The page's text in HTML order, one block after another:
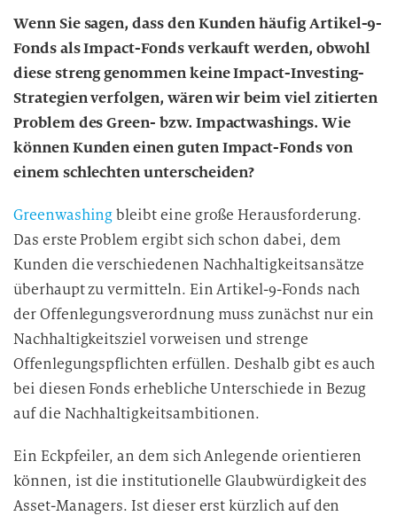
Wenn Sie sagen, dass den Kunden häufig Artikel-9-
Fonds als Impact-Fonds verkauft werden, obwohl
diese streng genommen keine Impact-Investing-
Strategien verfolgen, wären wir beim viel zitierten
Problem des Green- bzw. Impactwashings. Wie
können Kunden einen guten Impact-Fonds von
einem schlechten unterscheiden?
Greenwashingbleibt eine große Herausforderung.
Das erste Problem ergibt sich schon dabei, dem
Kunden die verschiedenen Nachhaltigkeitsansätze
überhaupt zu vermitteln. Ein Artikel-9-Fonds nach
der Offenlegungsverordnung muss zunächst nur ein
Nachhaltigkeitsziel vorweisen und strenge
Offenlegungspflichten erfüllen. Deshalb gibt es auch
bei diesen Fonds erhebliche Unterschiede in Bezug
auf die Nachhaltigkeitsambitionen.
Ein Eckpfeiler, an dem sich Anlegende orientieren
können, ist die institutionelle Glaubwürdigkeit des
Asset-Managers. Ist dieser erst kürzlich auf den